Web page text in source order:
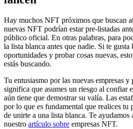
Hay muchos NFT próximos que buscan
nuevas NFT podrían estar pre-listadas
público oficial. En otras palabras, para
la lista blanca antes que nadie. Si te gusta
oportunidades y probar cosas nuevas,
estás buscando.
Tu entusiasmo por las nuevas empresas
significa que asumes un riesgo al confiar
aún tiene que demostrar su valía. Las
por lo que es fundamental que realices tu
de unirte a una lista blanca. Te ayudamos
nuestro artículo sobre empresas NFT.